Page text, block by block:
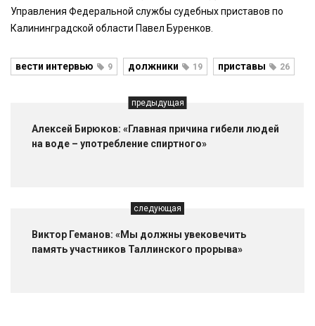
Управления Федеральной службы судебных приставов по
Калининградской области Павел Буренков.
вести интервью 9 должники 19 приставы 26
предыдущая
Алексей Бирюков: «Главная причина гибели людей
на воде – употребление спиртного»
следующая
Виктор Геманов: «Мы должны увековечить
память участников Таллинского прорыва»